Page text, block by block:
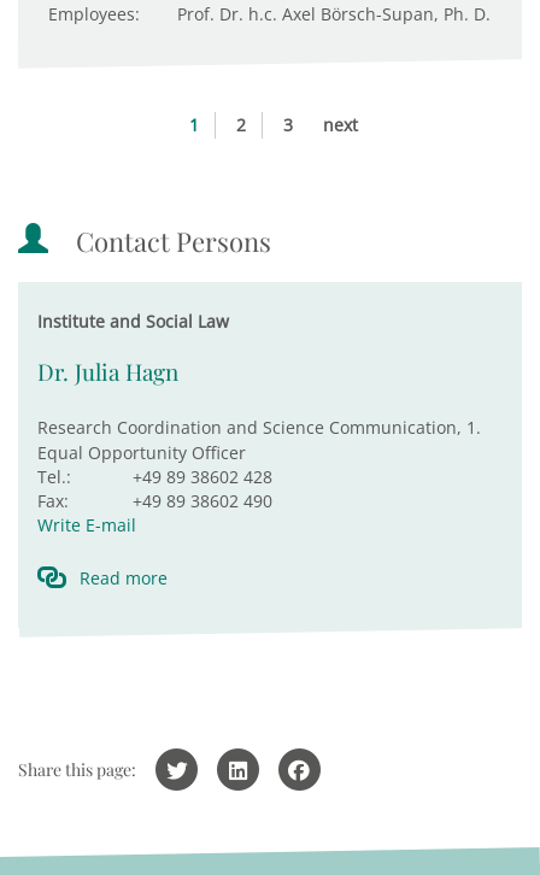
Employees:
Prof. Dr. h.c. Axel Börsch-Supan, Ph. D.
1 2 3 next
Contact Persons
Institute and Social Law
Dr. Julia Hagn
Research Coordination and Science Communication, 1.
Equal Opportunity Officer
Tel.:
+49 89 38602 428
Fax:
+49 89 38602 490
Write E-mail
Read more
Share this page: